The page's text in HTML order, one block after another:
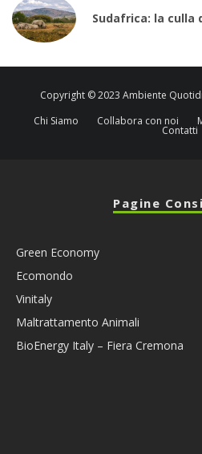
Sudafrica: la culla
Copyright © 2023 Ambiente
Chi Siamo
Collabora con noi
Contatti
Pagine
Green Economy
Ecomondo
Vinitaly
Maltrattamento Animali
BioEnergy Italy – Fiera Cremona